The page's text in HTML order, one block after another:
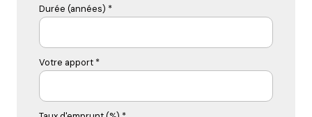
Durée (années) *
Votre apport *